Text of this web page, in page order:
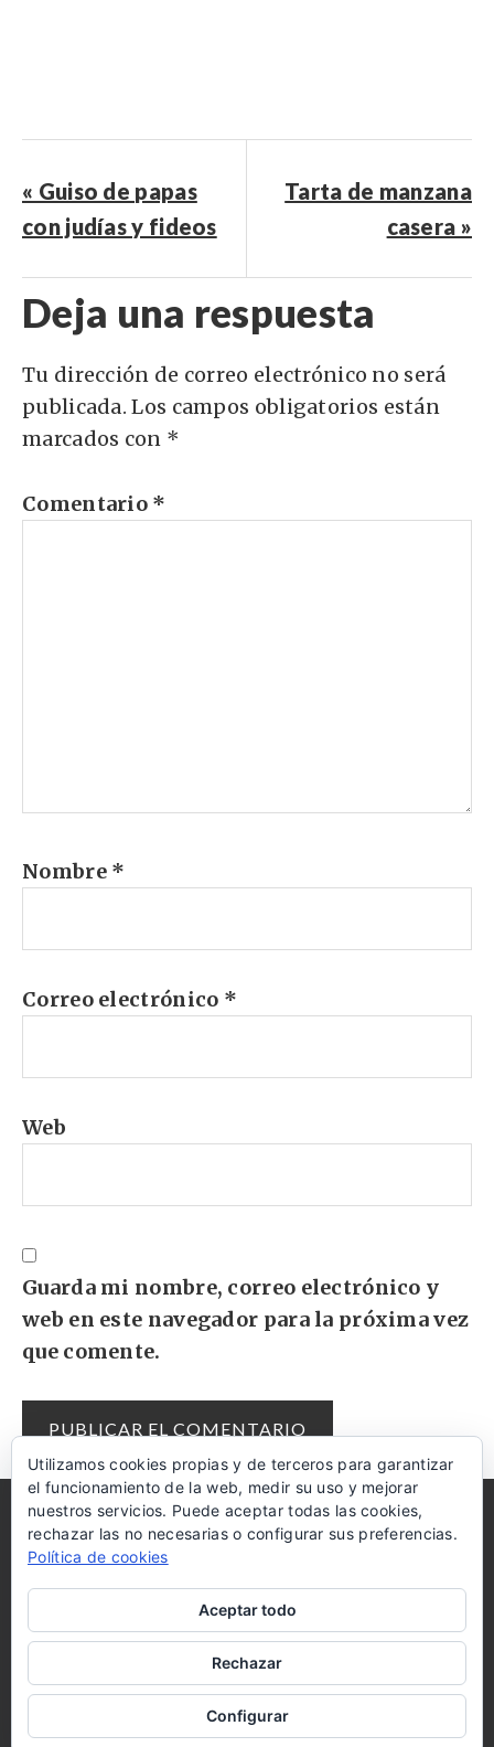
« Guiso de papas
con judías y fideos
Tarta de manzana
casera »
Deja una respuesta
Tu dirección de correo electrónico no será
publicada. Los campos obligatorios están
marcados con *
Comentario *
Nombre *
Correo electrónico *
Web
Guarda mi nombre, correo electrónico y
web en este navegador para la próxima vez
que comente.
AMAZON COOKIES AYUDA
DISCLAIMER
RECIBE LAS RECETAS EN TU MAIL
Suscríbete
Copyright © 2026 ·Ambiance Pro ThemeonGenesis
Framework·WordPress
Utilizamos cookies propias y de terceros para garantizar
el funcionamiento de la web, medir su uso y mejorar
nuestros servicios. Puede aceptar todas las cookies,
rechazar las no necesarias o configurar sus preferencias.
Política de cookies
Aceptar todo
Rechazar
Configurar